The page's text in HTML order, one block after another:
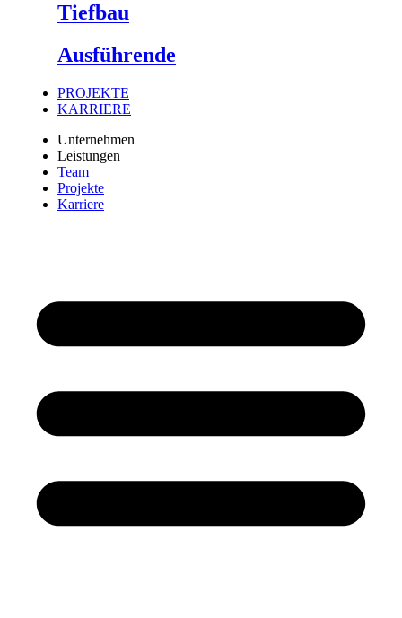
Tiefbau
Ausführende
PROJEKTE
KARRIERE
Unternehmen
Leistungen
Team
Projekte
Karriere